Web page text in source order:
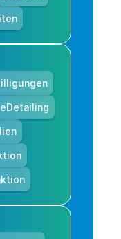
eDetailing